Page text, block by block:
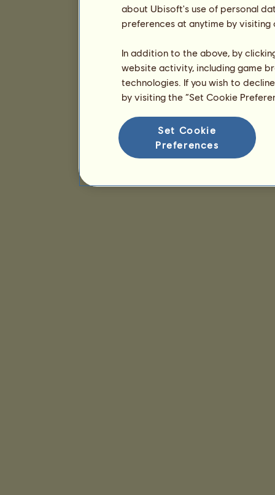
about Ubisoft's use of personal
preferences at anytime by
In addition to the above, by
website activity, including game
technologies. If you wish to
by visiting the “Set Cookie
Set Cookie
Preferences